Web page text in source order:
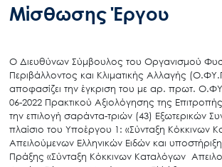
Μίσθωσης Έργου
Ο Διευθύνων Σύμβουλος του Οργανισμού
Περιβάλλοντος και Κλιματικής Αλλαγής
αποφασίζει την έγκριση του με αρ. πρωτ.
06-2022 Πρακτικού Αξιολόγησης της
την επιλογή σαράντα-τριών (43) Εξωτερικών
πλαίσιο του Υποέργου 1: «Σύνταξη Κόκκινων
Απειλούμενων Ελληνικών Ειδών και
Πράξης «Σύνταξη Κόκκινων Καταλόγων